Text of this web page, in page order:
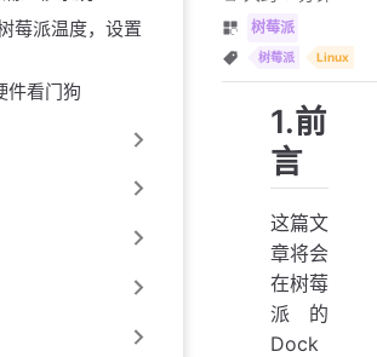
莓派温度，设置
件看门狗
树莓派
树莓派 Linux
1.前
言
这篇文
章将会
在树莓
派的
Dock